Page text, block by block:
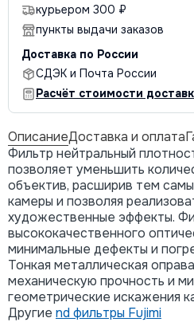
курьером 300 ₽
пункты выдачи заказов
Доставка по России
СДЭК и Почта России
Расчёт стоимости
ОписаниеДоставка и оплата
Фильтр нейтральный
позволяет уменьшить
объектив, расширив тем
камеры и позволяя
художественные эффекты.
высококачественного
минимальные дефекты и
Тонкая металлическая
механическую прочность и
геометрические искажения
Другие nd фильтры Fujimi